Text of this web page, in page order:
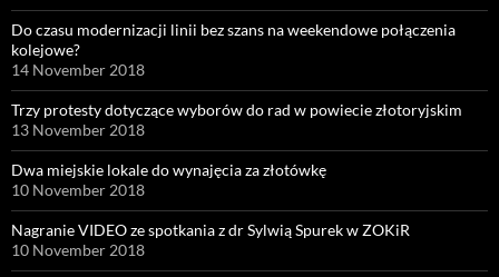
Do czasu modernizacji linii bez szans na weekendowe połączenia
kolejowe?
14 November 2018
Trzy protesty dotyczące wyborów do rad w powiecie złotoryjskim
13 November 2018
Dwa miejskie lokale do wynajęcia za złotówkę
10 November 2018
Nagranie VIDEO ze spotkania z dr Sylwią Spurek w ZOKiR
10 November 2018